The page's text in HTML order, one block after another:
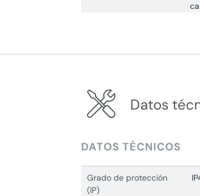
Datos
DATOS TÉCNICOS
Grado de protección
(IP)